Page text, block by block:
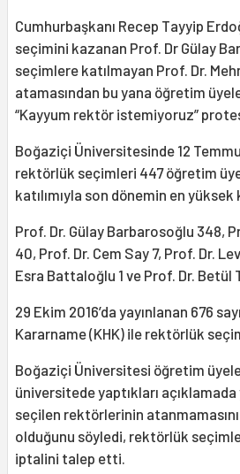
Cumhurbaşkanı Recep Tayyip
seçimini kazanan Prof. Dr Gülay
seçimlere katılmayan Prof. Dr.
atamasından bu yana öğretim
“Kayyum rektör istemiyoruz”
Boğaziçi Üniversitesinde 12
rektörlük seçimleri 447 öğretim
katılımıyla son dönemin en yüksek
Prof. Dr. Gülay Barbarosoğlu 348,
40, Prof. Dr. Cem Say 7, Prof. Dr.
Esra Battaloğlu 1 ve Prof. Dr. Betül
29 Ekim 2016’da yayınlanan 676
Kararname (KHK) ile rektörlük
Boğaziçi Üniversitesi öğretim
üniversitede yaptıkları
seçilen rektörlerinin
olduğunu söyledi, rektörlük
iptalini talep etti.